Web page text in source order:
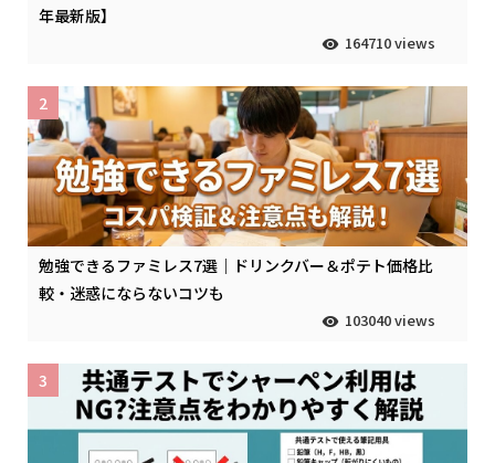
年最新版】
164710 views
勉強できるファミレス7選｜ドリンクバー＆ポテト価格比
較・迷惑にならないコツも
103040 views
2
3